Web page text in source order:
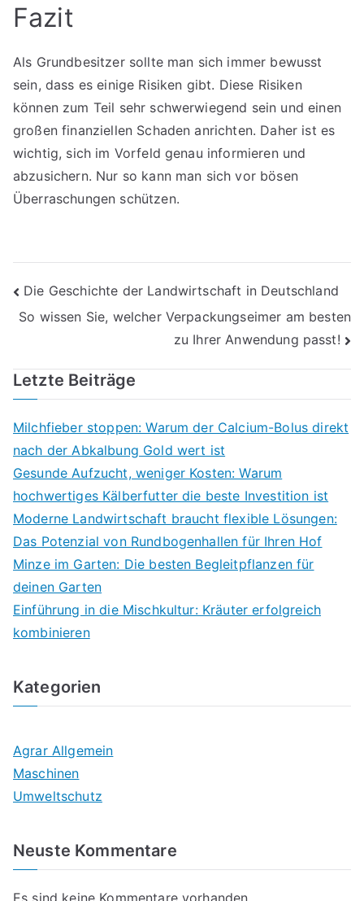
Fazit
Als Grundbesitzer sollte man sich immer bewusst
sein, dass es einige Risiken gibt. Diese Risiken
können zum Teil sehr schwerwiegend sein und einen
großen finanziellen Schaden anrichten. Daher ist es
wichtig, sich im Vorfeld genau informieren und
abzusichern. Nur so kann man sich vor bösen
Überraschungen schützen.
Beitragsnavigation
Die Geschichte der Landwirtschaft in Deutschland
So wissen Sie, welcher Verpackungseimer am besten
zu Ihrer Anwendung passt!
Letzte Beiträge
Milchfieber stoppen: Warum der Calcium-Bolus direkt
nach der Abkalbung Gold wert ist
Gesunde Aufzucht, weniger Kosten: Warum
hochwertiges Kälberfutter die beste Investition ist
Moderne Landwirtschaft braucht flexible Lösungen:
Das Potenzial von Rundbogenhallen für Ihren Hof
Minze im Garten: Die besten Begleitpflanzen für
deinen Garten
Einführung in die Mischkultur: Kräuter erfolgreich
kombinieren
Kategorien
Agrar Allgemein
Maschinen
Umweltschutz
Neuste Kommentare